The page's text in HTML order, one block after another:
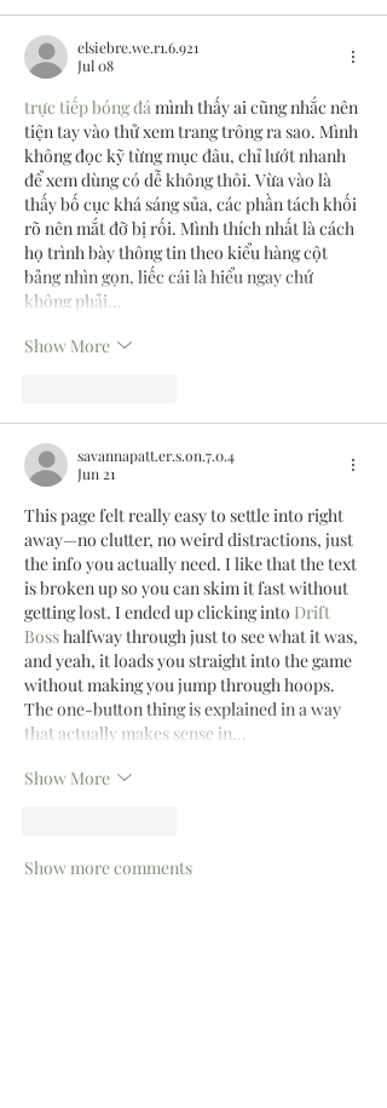
elsiebre.we.r1.6.921
Jul 08
trực tiếp bóng đá mình thấy ai cũng nhắc nên
tiện tay vào thử xem trang trông ra sao. Mình
không đọc kỹ từng mục đâu, chỉ lướt nhanh
để xem dùng có dễ không thôi. Vừa vào là
thấy bố cục khá sáng sủa, các phần tách khối
rõ nên mắt đỡ bị rối. Mình thích nhất là cách
họ trình bày thông tin theo kiểu hàng cột
bảng nhìn gọn, liếc cái là hiểu ngay chứ
không phải…
Show More
savannapatt.er.s.on.7.0.4
Jun 21
This page felt really easy to settle into right
away—no clutter, no weird distractions, just
the info you actually need. I like that the text
is broken up so you can skim it fast without
getting lost. I ended up clicking into Drift
Boss halfway through just to see what it was,
and yeah, it loads you straight into the game
without making you jump through hoops.
The one-button thing is explained in a way
that actually makes sense in…
Show More
Show more comments